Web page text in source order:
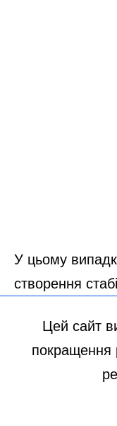
Цей сайт
покращення